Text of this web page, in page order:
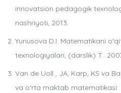
innovatsion pedagogik
nashriyoti, 2013.
Yunusova D.I. Matematikani
texnologiyalari, (darslik) T.:
Van de Uoll , JA, Karp, KS va
va o‘rta maktab matematikasi: